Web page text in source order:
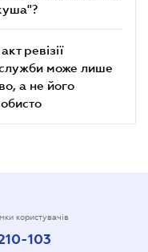
ревізії
може лише
а не його
користувачів
103